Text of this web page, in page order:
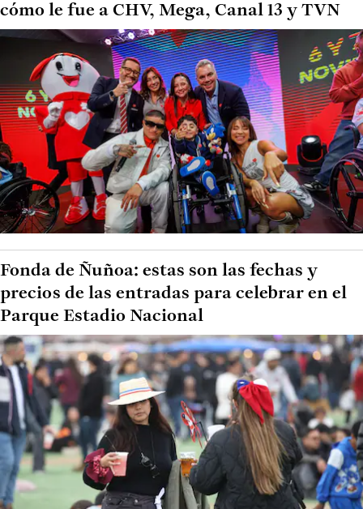
cómo le fue a CHV, Mega, Canal 13 y TVN
Fonda de Ñuñoa: estas son las fechas y
precios de las entradas para celebrar en el
Parque Estadio Nacional